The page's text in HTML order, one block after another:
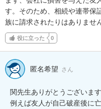
す。そのため、相続や連帯保
族に請求されたりはありませ
役に立った 0
匿名希望 さん
関先生ありがとうございます
例えば友人が自己破産後に